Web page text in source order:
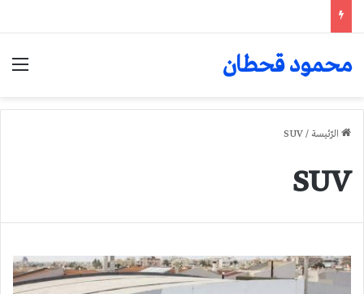
محمود قحطان
الرّئيسة /
SUV
SUV